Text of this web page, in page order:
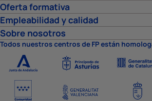
Oferta formativa
Empleabilidad y calidad
Sobre nosotros
Todos nuestros centros de FP están